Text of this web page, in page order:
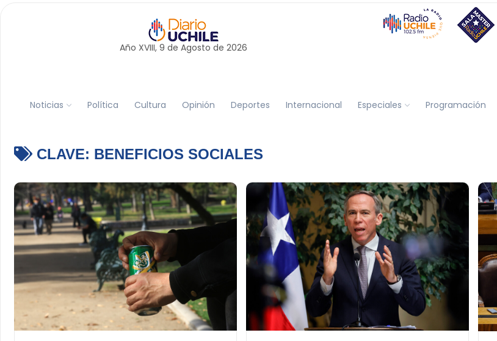
Año XVIII, 9 de Agosto de 2026
Noticias Política Cultura Opinión Deportes Internacional Especiales Programación
CLAVE: BENEFICIOS SOCIALES